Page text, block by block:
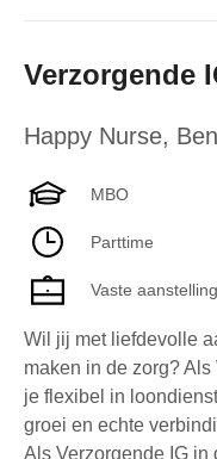
Verzorgende
Happy Nurse,
MBO
Parttime
Vaste aanstelling
Wil jij met liefdevolle
maken in de zorg?
je flexibel in
groei en echte
Als Verzorgende IG in